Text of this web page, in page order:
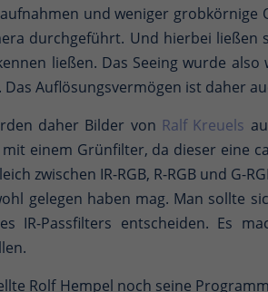
und weniger
durchgeführt. Und hierbei ließen
ließen. Das Seeing wurde
Das Auflösungsvermögen ist daher
daher Bilder von Ralf Kreuels
einem Grünfilter, da dieser eine
zwischen IR-RGB, R-RGB und
gelegen haben mag. Man sollte
IR-Passfilters entscheiden. Es
Rolf Hempel noch seine